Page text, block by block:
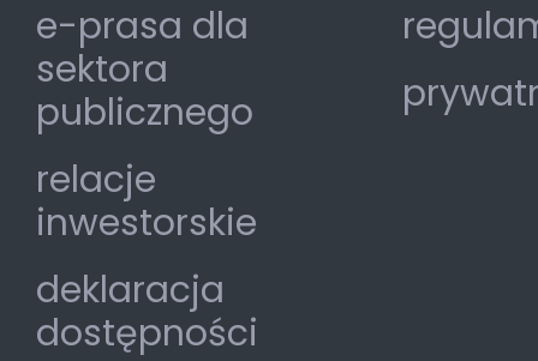
e-prasa dla
sektora
publicznego
relacje
inwestorskie
deklaracja
dostępności